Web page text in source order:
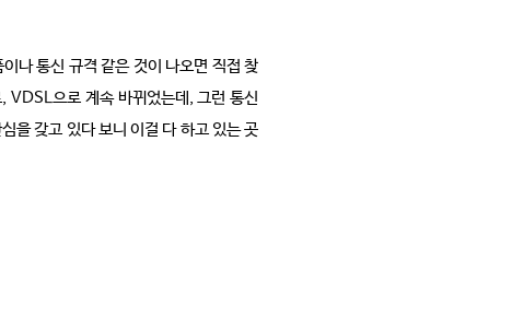
나 통신 규격 같은 것이 나오면 직접 찾
VDSL으로 계속 바뀌었는데, 그런 통신
을 갖고 있다 보니 이걸 다 하고 있는 곳